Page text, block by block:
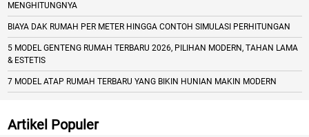
MENGHITUNGNYA
BIAYA DAK RUMAH PER METER HINGGA CONTOH SIMULASI PERHITUNGAN
5 MODEL GENTENG RUMAH TERBARU 2026, PILIHAN MODERN, TAHAN LAMA
& ESTETIS
7 MODEL ATAP RUMAH TERBARU YANG BIKIN HUNIAN MAKIN MODERN
Artikel Populer